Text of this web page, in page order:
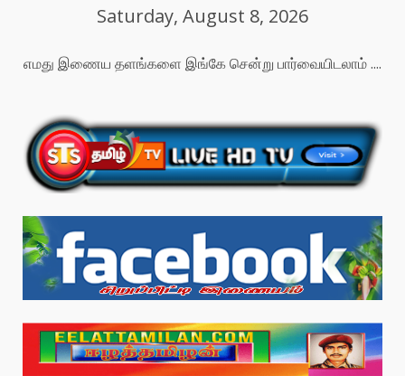
Saturday, August 8, 2026
எமது இணைய தளங்களை இங்கே சென்று பார்வையிடலாம் ....